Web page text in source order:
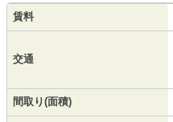
賃料
交通
間取り(面積)